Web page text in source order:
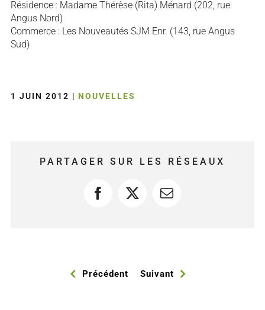
Résidence : Madame Thérèse (Rita) Ménard (202, rue
Angus Nord)
Commerce : Les Nouveautés SJM Enr. (143, rue Angus
Sud)
1 JUIN 2012 | NOUVELLES
PARTAGER SUR LES RÉSEAUX
Facebook
X Courriel
Précédent Suivant